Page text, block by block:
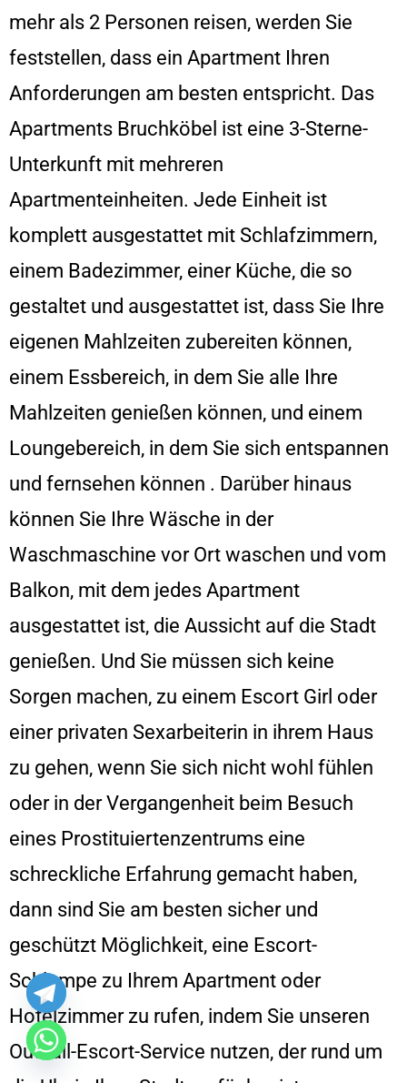
mehr als 2 Personen reisen, werden Sie
feststellen, dass ein Apartment Ihren
Anforderungen am besten entspricht. Das
Apartments Bruchköbel ist eine 3-Sterne-
Unterkunft mit mehreren
Apartmenteinheiten. Jede Einheit ist
komplett ausgestattet mit Schlafzimmern,
einem Badezimmer, einer Küche, die so
gestaltet und ausgestattet ist, dass Sie Ihre
eigenen Mahlzeiten zubereiten können,
einem Essbereich, in dem Sie alle Ihre
Mahlzeiten genießen können, und einem
Loungebereich, in dem Sie sich entspannen
und fernsehen können . Darüber hinaus
können Sie Ihre Wäsche in der
Waschmaschine vor Ort waschen und vom
Balkon, mit dem jedes Apartment
ausgestattet ist, die Aussicht auf die Stadt
genießen. Und Sie müssen sich keine
Sorgen machen, zu einem Escort Girl oder
einer privaten Sexarbeiterin in ihrem Haus
zu gehen, wenn Sie sich nicht wohl fühlen
oder in der Vergangenheit beim Besuch
eines Prostituiertenzentrums eine
schreckliche Erfahrung gemacht haben,
dann sind Sie am besten sicher und
geschützt Möglichkeit, eine Escort-
Schlampe zu Ihrem Apartment oder
Hotelzimmer zu rufen, indem Sie unseren
Outcall-Escort-Service nutzen, der rund um